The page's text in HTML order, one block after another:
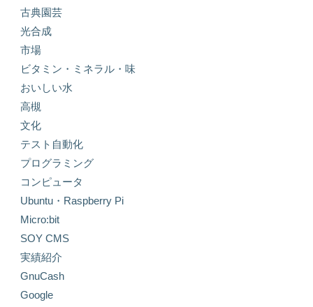
古典園芸
光合成
市場
ビタミン・ミネラル・味
おいしい水
高槻
文化
テスト自動化
プログラミング
コンピュータ
Ubuntu・Raspberry Pi
Micro:bit
SOY CMS
実績紹介
GnuCash
Google